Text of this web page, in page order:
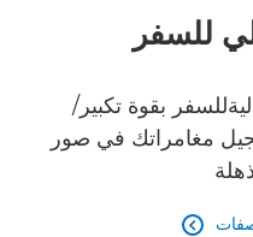
للسفر
بقوة تكبير/
مغامراتك في صور
